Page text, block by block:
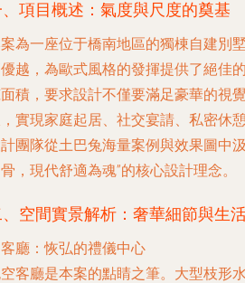
項目概述：氣度與尺度的奠基
為一座位于橋南地區的獨棟自建別
越，為歐式風格的發揮提供了絕佳
積，要求設計不僅要滿足豪華的視
實現家庭起居、社交宴請、私密休
團隊從土巴兔海量案例與效果圖中
，現代舒適為魂”的核心設計理念。
空間實景解析：奢華細節與生
客廳：恢弘的禮儀中心
客廳是本案的點睛之筆。大型枝形